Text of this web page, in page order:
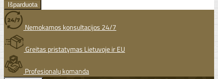
Nemokamos konsultacijos 24/7
Greitas pristatymas Lietuvoje ir EU
Profesionalų komanda